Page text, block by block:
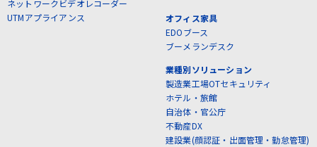
ネットワークビデオレコーダー
UTMアプライアンス
オフィス家具
EDOブース
ブーメランデスク
業種別ソリューション
製造業工場OTセキュリティ
ホテル・旅館
自治体・官公庁
不動産DX
建設業(顔認証・出面管理・勤怠管理)